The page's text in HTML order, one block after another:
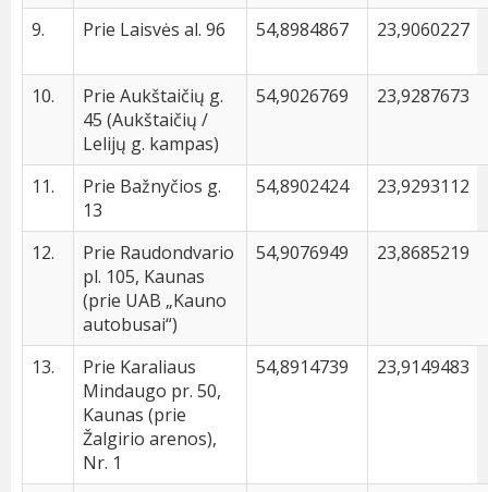
9. Prie Laisvės al. 96 54,8984867 23,9060227
10.
Prie Aukštaičių g.
45 (Aukštaičių /
Lelijų g. kampas)
54,9026769 23,9287673
11.
Prie Bažnyčios g.
13
54,8902424 23,9293112
12.
Prie Raudondvario
pl. 105, Kaunas
(prie UAB „Kauno
autobusai“)
54,9076949 23,8685219
13.
Prie Karaliaus
Mindaugo pr. 50,
Kaunas (prie
Žalgirio arenos),
Nr. 1
54,8914739 23,9149483